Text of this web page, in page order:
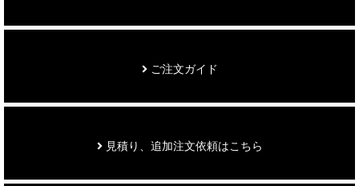
ご注文ガイド
見積り、追加注文依頼はこちら